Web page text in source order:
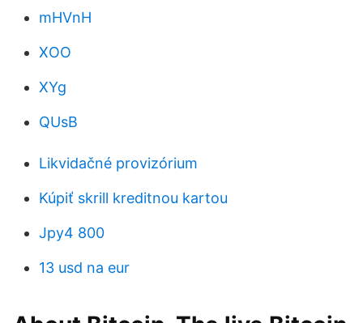
mHVnH
XOO
XYg
QUsB
Likvidačné provizórium
Kúpiť skrill kreditnou kartou
Jpy4 800
13 usd na eur